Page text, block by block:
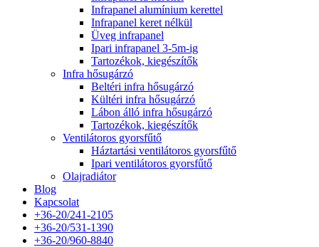
Infrapanel alumínium kerettel
Infrapanel keret nélkül
Üveg infrapanel
Ipari infrapanel 3-5m-ig
Tartozékok, kiegészítők
Infra hősugárzó
Beltéri infra hősugárzó
Kültéri infra hősugárzó
Lábon álló infra hősugárzó
Tartozékok, kiegészítők
Ventilátoros gyorsfűtő
Háztartási ventilátoros gyorsfűtő
Ipari ventilátoros gyorsfűtő
Olajradiátor
Blog
Kapcsolat
+36-20/241-2105
+36-20/531-1390
+36-20/960-8840